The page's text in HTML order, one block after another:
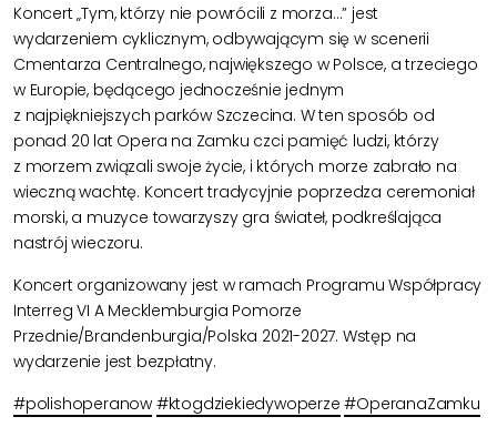
Koncert „Tym, którzy nie powrócili z morza…” jest
wydarzeniem cyklicznym, odbywającym się w scenerii
Cmentarza Centralnego, największego w Polsce, a trzeciego
w Europie, będącego jednocześnie jednym
z najpiękniejszych parków Szczecina. W ten sposób od
ponad 20 lat Opera na Zamku czci pamięć ludzi, którzy
z morzem związali swoje życie, i których morze zabrało na
wieczną wachtę. Koncert tradycyjnie poprzedza ceremoniał
morski, a muzyce towarzyszy gra świateł, podkreślająca
nastrój wieczoru.
Koncert organizowany jest w ramach Programu Współpracy
Interreg VI A Mecklemburgia Pomorze
Przednie/Brandenburgia/Polska 2021-2027. Wstęp na
wydarzenie jest bezpłatny.
#polishoperanow #ktogdziekiedywoperze #OperanaZamku